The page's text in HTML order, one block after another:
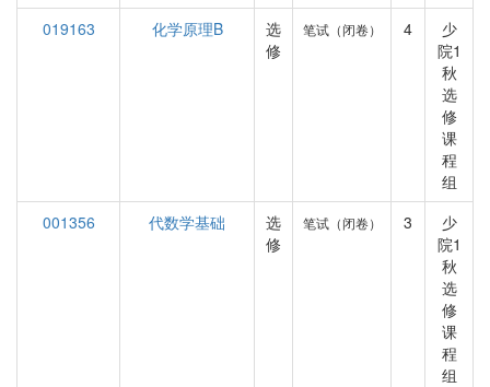
019163
化学原理B
选
修
笔试（闭卷） 4
少
院1
秋
选
修
课
程
组
001356
代数学基础
选
修
笔试（闭卷） 3
少
院1
秋
选
修
课
程
组